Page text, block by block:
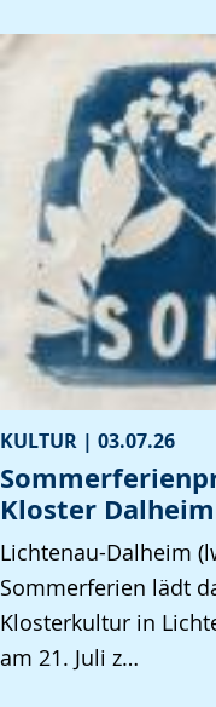
KULTUR | 03.07.26
Kloster Dalheim
Lichtenau-Dalheim
Sommerferien lädt
Klosterkultur in
am 21. Juli z…